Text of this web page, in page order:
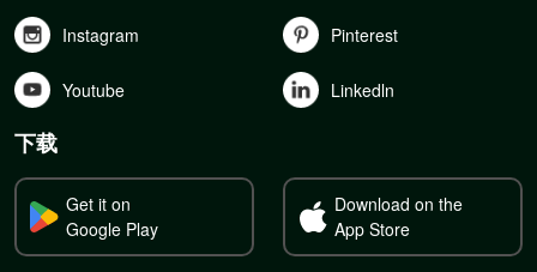
Instagram Pinterest
Youtube Linkedln
下载
Get it on
Google Play
Download on the
App Store